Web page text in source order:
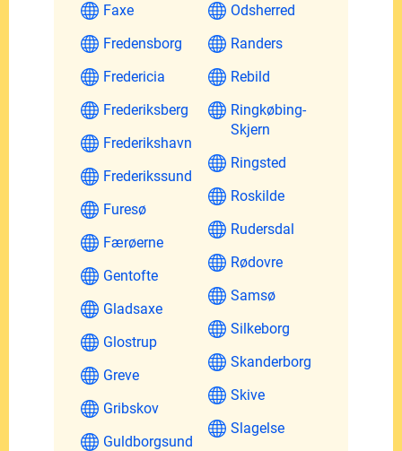
Faxe
Fredensborg
Fredericia
Frederiksberg
Frederikshavn
Frederikssund
Furesø
Færøerne
Gentofte
Gladsaxe
Glostrup
Greve
Gribskov
Guldborgsund
Odsherred
Randers
Rebild
Ringkøbing-
Skjern
Ringsted
Roskilde
Rudersdal
Rødovre
Samsø
Silkeborg
Skanderborg
Skive
Slagelse